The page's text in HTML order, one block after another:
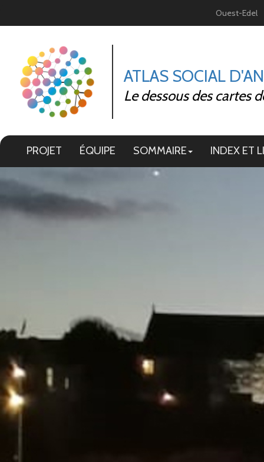
Ouest-Edel
ATLAS SOCIAL
Le dessous des cartes
PROJET ÉQUIPE SOMMAIRE INDEX ET